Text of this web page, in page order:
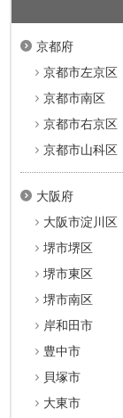
京都府
京都市左京区
京都市南区
京都市右京区
京都市山科区
大阪府
大阪市淀川区
堺市堺区
堺市東区
堺市南区
岸和田市
豊中市
貝塚市
大東市